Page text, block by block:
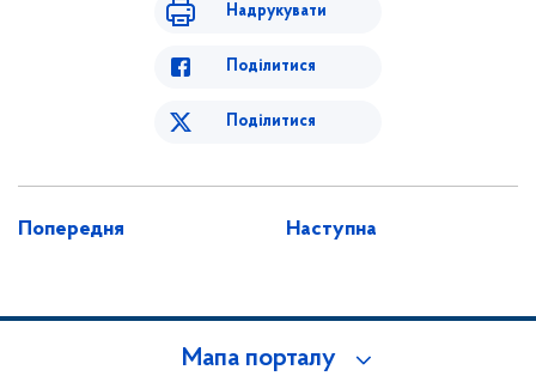
Надрукувати
Поділитися
Поділитися
Попередня Наступна
Мапа порталу